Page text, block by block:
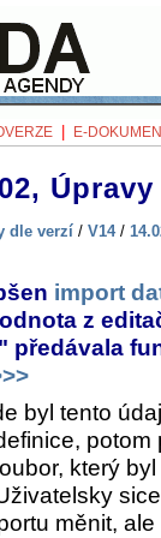
E-
dle verzí / V14/
import
z
předávala
byl tento
který
měnit,